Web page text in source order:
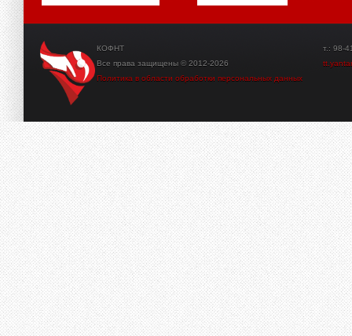
КОФНТ
Все права защищены © 2012-2026
Политика в области обработки персональных данных
т.: 98-41-